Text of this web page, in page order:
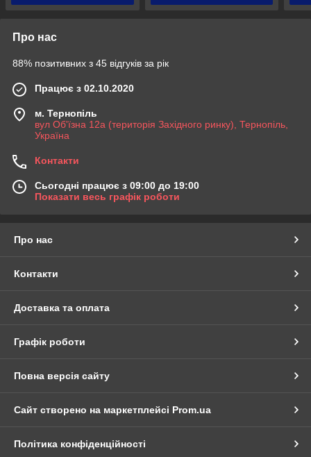
Про нас
88% позитивних з 45 відгуків за рік
Працює з 02.10.2020
м. Тернопіль
вул Об'їзна 12а (територія Західного ринку), Тернопіль,
Україна
Контакти
Сьогодні працює з 09:00 до 19:00
Показати весь графік роботи
Про нас
Контакти
Доставка та оплата
Графік роботи
Повна версія сайту
Сайт створено на маркетплейсі Prom.ua
Політика конфіденційності